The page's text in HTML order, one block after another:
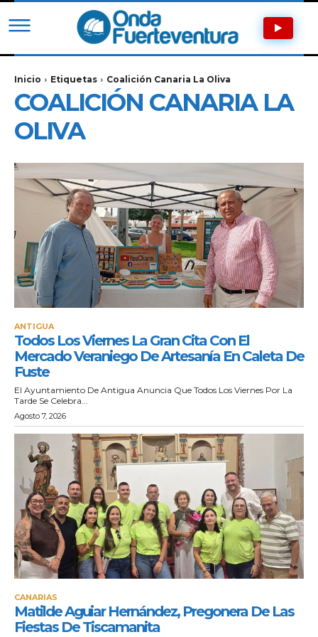
Inicio Etiquetas Coalición Canaria La Oliva
COALICIÓN CANARIA LA
OLIVA
ANTIGUA
Todos Los Viernes La Gran Cita Con El
Mercado Veraniego De Artesanía En Caleta De
Fuste
El Ayuntamiento De Antigua Anuncia Que Todos Los Viernes Por La
Tarde Se Celebra...
Agosto 7, 2026
CANARIAS
Matilde Aguiar Hernández, Pregonera De Las
Fiestas De Tiscamanita